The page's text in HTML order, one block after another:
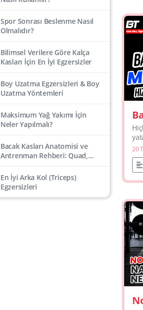
Spor Sonrası Beslenme Nasıl
Olmalıdır?
Bilimsel Verilere Göre Kalça
Kasları İçin En İyi Egzersizler
Boy Uzatma Egzersizleri & Boy
Uzatma Yöntemleri
Maksimum Yağ Yakımı İçin
Neler Yapılmalı?
Bacak Kasları Anatomisi ve
Antrenman Rehberi: Quad,
En İyi Arka Kol (Triceps)
Egzersizleri
20